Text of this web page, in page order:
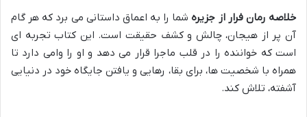
خلاصه رمان فرار از جزیرهشما را به اعماق داستانی می برد که هر گام
آن پر از هیجان، چالش و کشف حقیقت است. این کتاب تجربه ای
است که خواننده را در قلب ماجرا قرار می دهد و او را وامی دارد تا
همراه با شخصیت ها، برای بقا، رهایی و یافتن جایگاه خود در دنیایی
آشفته، تلاش کند.